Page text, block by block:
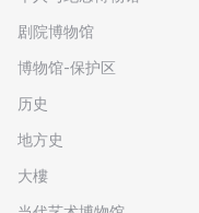
剧院博物馆
博物馆-保护区
历史
地方史
大樓